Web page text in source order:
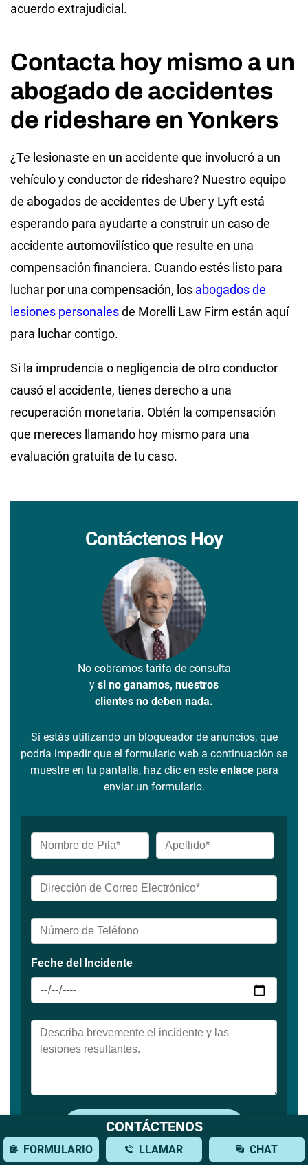
acuerdo extrajudicial.
Contacta hoy mismo a un
abogado de accidentes
de rideshare en Yonkers
¿Te lesionaste en un accidente que involucró a un
vehículo y conductor de rideshare? Nuestro equipo
de abogados de accidentes de Uber y Lyft está
esperando para ayudarte a construir un caso de
accidente automovilístico que resulte en una
compensación financiera. Cuando estés listo para
luchar por una compensación, los abogados de
lesiones personalesde Morelli Law Firm están aquí
para luchar contigo.
Si la imprudencia o negligencia de otro conductor
causó el accidente, tienes derecho a una
recuperación monetaria. Obtén la compensación
que mereces llamando hoy mismo para una
evaluación gratuita de tu caso.
Contáctenos Hoy
No cobramos tarifa de consulta
y si no ganamos, nuestros
clientes no deben nada.
Si estás utilizando un bloqueador de anuncios, que
podría impedir que el formulario web a continuación se
muestre en tu pantalla, haz clic en este enlacepara
enviar un formulario.
CONTÁCTENOS
FORMULARIO LLAMAR CHAT